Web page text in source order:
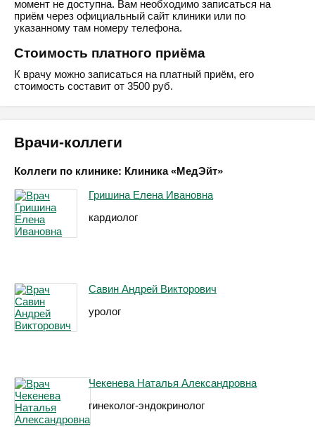
момент не доступна. Вам необходимо записаться на
приём через официальный сайт клиники или по
указанному там номеру телефона.
Стоимость платного приёма
К врачу можно записаться на платный приём, его
стоимость составит от 3500 руб.
Врачи-коллеги
Коллеги по клинике: Клиника «МедЭйт»
Гришина Елена Ивановна
кардиолог
Савин Андрей Викторович
уролог
Чекенева Наталья Александровна
гинеколог-эндокринолог